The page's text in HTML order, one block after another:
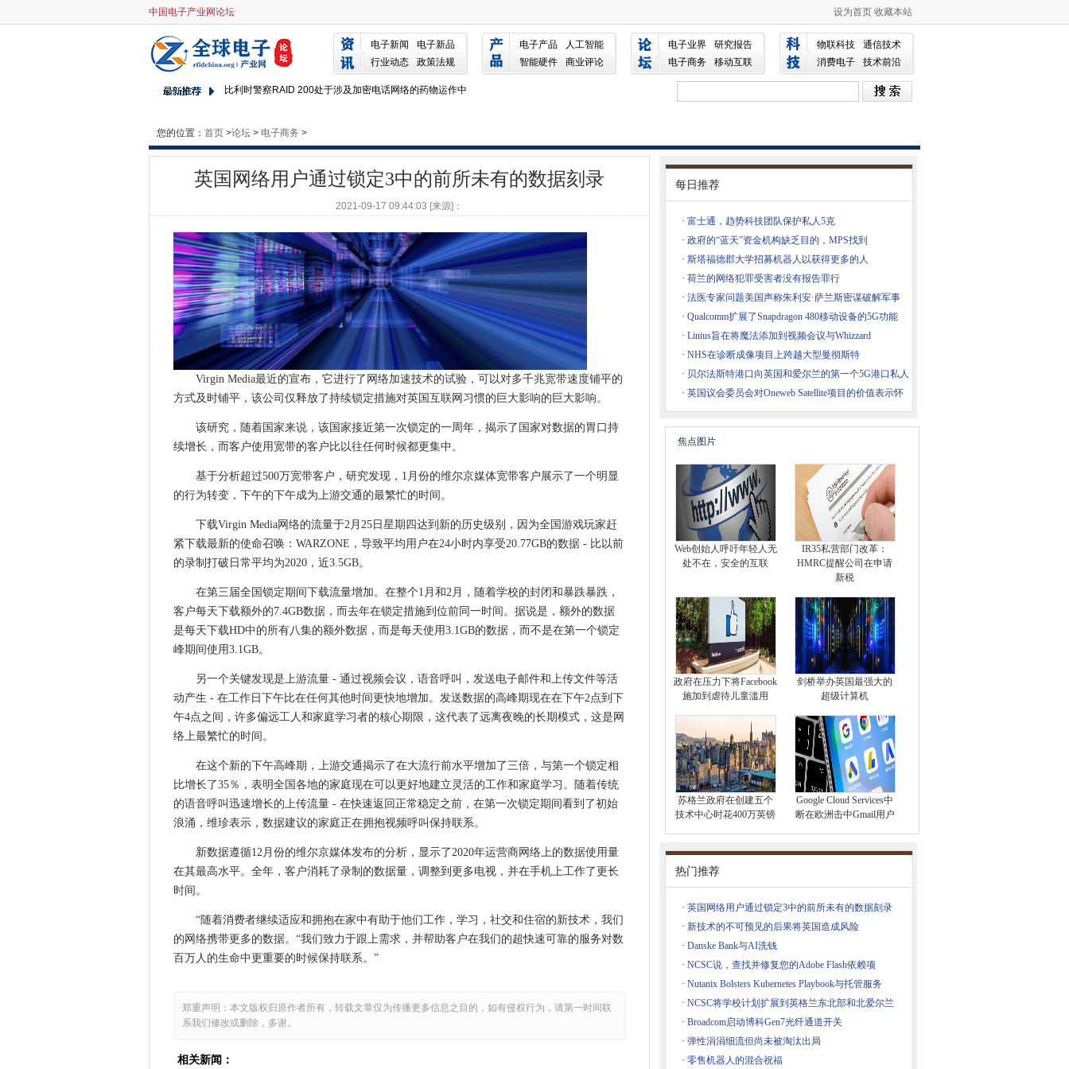
中国电子产业网论坛 设为首页 收藏本站
电子新闻
电子新品
行业动态
政策法规
电子产品
人工智能
智能硬件
商业评论
电子业界
研究报告
电子商务
移动互联
物联科技
通信技术
消费电子
技术前沿
英国网络用户通过锁定3中的前所未有的数据刻录
Web创始人呼吁年轻人无处不在，安全的互联网接入
富士通，趋势科技团队保护私人5克
比利时警察RAID 200处于涉及加密电话网络的药物运作中
IR35私营部门改革：HMRC提醒公司在申请新税款时使用“合理的小心”
政府的“蓝天”资金机构缺乏目的，MPS找到
Avaddon Ransomware运营商有一个双重敲诈勒索
政府在压力下将Facebook施加到虐待儿童滥用风险的端到端加密
斯塔福德郡大学招募机器人以获得更多的人
荷兰银行设置为通过Veeam Backup升级节省500万欧元
NCSC说，查找并修复您的Adobe Flash依赖项
剑桥举办英国最强大的超级计算机
荷兰的网络犯罪受害者没有报告罪行
GSMA呼吁全民政府的数字社会方法
Nutanix Bolsters Kubernetes Playbook与托管服务
苏格兰政府在创建五个技术中心时花400万英镑
ovhcloud使碳减少承诺的可持续性下降了一倍
NCSC将学校计划扩展到英格兰东北部和北爱尔兰
Google Cloud Services中断在欧洲击中Gmail用户
Qualcomm扩展了Snapdragon 480移动设备的5G功能
印度的塔塔资本是如何扩展其数字足迹
Broadcom启动博科Gen7光纤通道开关
政府更新数据伦理框架
ATOS开发量子计算的Q-Score基准测试
弹性涓涓细流但尚未被淘汰出局
ubs用gitlab简化软件产品开发
当美国机构袭击时，Fireeye识别网络监控软件中的缺陷
零售机器人的混合祝福
华为为英国经济申请了3.3亿英镑的贡献
Konvoy小组与IoT跟踪Keg舰队
研究发现艾可以教人们新技巧
哪一个？网上银行调查揭示了安全性“令人担忧”
AWS中断：亚马逊主要美国大区地区之一的停机事件枯萎
VMware：管理实践需要适应管理遥控工作
爱立信驾驶，以增强的海上连接
您的位置： 首页 >论坛 > 电子商务 >
英国网络用户通过锁定3中的前所未有的数据刻录
2021-09-17 09:44:03 [来源]：
Virgin Media最近的宣布，它进行了网络加速技术的试验，可以对多千兆宽带速度铺平的
方式及时铺平，该公司仅释放了持续锁定措施对英国互联网习惯的巨大影响的巨大影响。
该研究，随着国家来说，该国家接近第一次锁定的一周年，揭示了国家对数据的胃口持
续增长，而客户使用宽带的客户比以往任何时候都更集中。
基于分析超过500万宽带客户，研究发现，1月份的维尔京媒体宽带客户展示了一个明显
的行为转变，下午的下午成为上游交通的最繁忙的时间。
下载Virgin Media网络的流量于2月25日星期四达到新的历史级别，因为全国游戏玩家赶
紧下载最新的使命召唤：WARZONE，导致平均用户在24小时内享受20.77GB的数据 - 比以前
的录制打破日常平均为2020，近3.5GB。
在第三届全国锁定期间下载流量增加。在整个1月和2月，随着学校的封闭和暴跌暴跌，
客户每天下载额外的7.4GB数据，而去年在锁定措施到位前同一时间。据说是，额外的数据
是每天下载HD中的所有八集的额外数据，而是每天使用3.1GB的数据，而不是在第一个锁定
峰期间使用3.1GB。
另一个关键发现是上游流量 - 通过视频会议，语音呼叫，发送电子邮件和上传文件等活
动产生 - 在工作日下午比在任何其他时间更快地增加。发送数据的高峰期现在在下午2点到下
午4点之间，许多偏远工人和家庭学习者的核心期限，这代表了远离夜晚的长期模式，这是网
络上最繁忙的时间。
在这个新的下午高峰期，上游交通揭示了在大流行前水平增加了三倍，与第一个锁定相
比增长了35％，表明全国各地的家庭现在可以更好地建立灵活的工作和家庭学习。随着传统
的语音呼叫迅速增长的上传流量 - 在快速返回正常稳定之前，在第一次锁定期间看到了初始
浪涌，维珍表示，数据建议的家庭正在拥抱视频呼叫保持联系。
新数据遵循12月份的维尔京媒体发布的分析，显示了2020年运营商网络上的数据使用量
在其最高水平。全年，客户消耗了录制的数据量，调整到更多电视，并在手机上工作了更长
时间。
“随着消费者继续适应和拥抱在家中有助于他们工作，学习，社交和住宿的新技术，我们
的网络携带更多的数据。“我们致力于跟上需求，并帮助客户在我们的超快速可靠的服务对数
百万人的生命中更重要的时候保持联系。”
郑重声明：本文版权归原作者所有，转载文章仅为传播更多信息之目的，如有侵权行为，请第一时间联
系我们修改或删除，多谢。
相关新闻：
每日推荐
· 富士通，趋势科技团队保护私人5克
· 政府的“蓝天”资金机构缺乏目的，MPS找到
· 斯塔福德郡大学招募机器人以获得更多的人
· 荷兰的网络犯罪受害者没有报告罪行
· 法医专家问题美国声称朱利安·萨兰斯密谋破解军事
· Qualcomm扩展了Snapdragon 480移动设备的5G功能
· Linius旨在将魔法添加到视频会议与Whizzard
· NHS在诊断成像项目上跨越大型曼彻斯特
· 贝尔法斯特港口向英国和爱尔兰的第一个5G港口私人
· 英国议会委员会对Oneweb Satellite项目的价值表示怀
疑
焦点图片
Web创始人呼吁年轻人无
处不在，安全的互联
IR35私营部门改革：
HMRC提醒公司在申请
新税
政府在压力下将Facebook
施加到虐待儿童滥用
剑桥举办英国最强大的
超级计算机
苏格兰政府在创建五个
技术中心时花400万英镑
Google Cloud Services中
断在欧洲击中Gmail用户
热门推荐
· 英国网络用户通过锁定3中的前所未有的数据刻录
· 新技术的不可预见的后果将英国造成风险
· Danske Bank与AI洗钱
· NCSC说，查找并修复您的Adobe Flash依赖项
· Nutanix Bolsters Kubernetes Playbook与托管服务
· NCSC将学校计划扩展到英格兰东北部和北爱尔兰
· Broadcom启动博科Gen7光纤通道开关
· 弹性涓涓细流但尚未被淘汰出局
· 零售机器人的混合祝福